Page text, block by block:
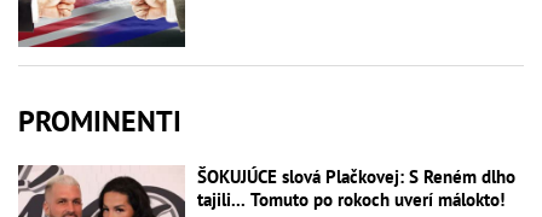
PROMINENTI
ŠOKUJÚCE slová Plačkovej: S Reném dlho
tajili... Tomuto po rokoch uverí málokto!